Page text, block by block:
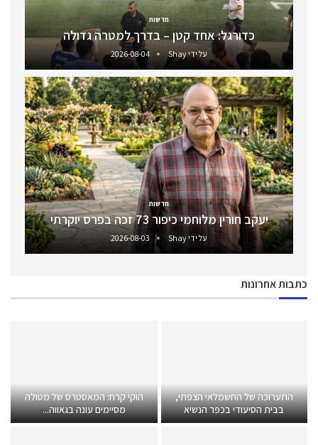
חדשות
כדורגל: אחד קטן – בדרך למטרה גדולה
על ידיShay
2026-08-04
חדשות
יעקב חורין מלוחמי כיפור 73 זכה בפרס יוקרתי
על ידי Shay
2026-08-03
כתבות אחרונות
התערוכה של החשמלאי הצפתי,
בבית הסיעודי בכפר הנשיא
הוקי קרח: המאסטרס של מטולה
מסיימים עונה בגאווה...